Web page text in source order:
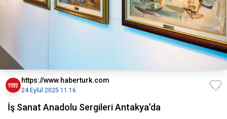
https://www.haberturk.com
24 Eylül 2025 11:16
İş Sanat Anadolu Sergileri Antakya’da